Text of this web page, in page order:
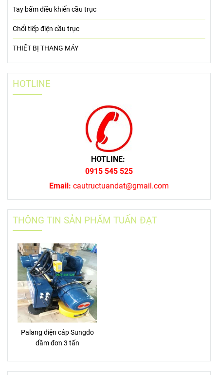
Tay bấm điều khiển cầu trục
Chổi tiếp điện cầu trục
THIẾT BỊ THANG MÁY
HOTLINE
HOTLINE:
0915 545 525
Email: cautructuandat@gmail.com
THÔNG TIN SẢN PHẨM TUẤN ĐẠT
Palang điện cáp Sungdo
dầm đơn 3 tấn